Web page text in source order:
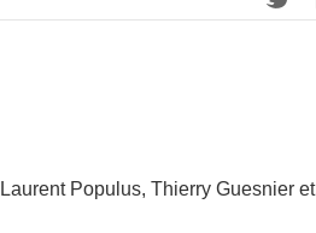
Populus, Thierry Guesnier et